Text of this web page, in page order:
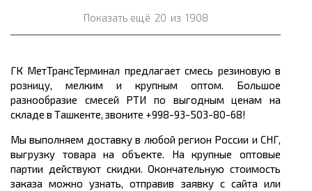
Показать ещё 20 из 1908
ГК МетТрансТерминал предлагает смесь резиновую в
розницу, мелким и крупным оптом. Большое
разнообразие смесей РТИ по выгодным ценам на
складе в Ташкенте, звоните +998-93-503-80-68!
Мы выполняем доставку в любой регион России и СНГ,
выгрузку товара на объекте. На крупные оптовые
партии действуют скидки. Окончательную стоимость
заказа можно узнать, отправив заявку с сайта или